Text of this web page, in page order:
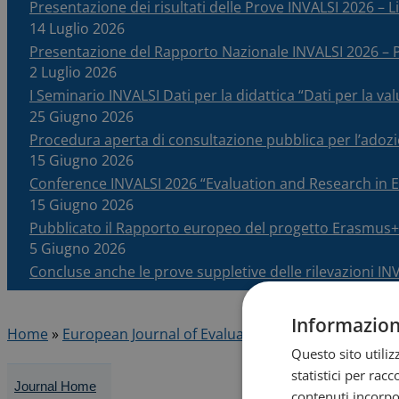
Presentazione dei risultati delle Prove INVALSI 2026 –
14 Luglio 2026
Presentazione del Rapporto Nazionale INVALSI 2026 –
2 Luglio 2026
I Seminario INVALSI Dati per la didattica “Dati per la
25 Giugno 2026
Procedura aperta di consultazione pubblica per
15 Giugno 2026
Conference INVALSI 2026 “Evaluation and Research in
15 Giugno 2026
Pubblicato il Rapporto europeo del progetto Erasmus+
5 Giugno 2026
Concluse anche le prove suppletive delle rilevazioni
Home » European Journal of Evaluation and Research in
Journal Home
Questo sito
statistici per